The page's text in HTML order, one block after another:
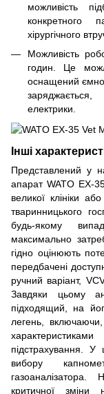
можливість
конкретного
хірургічного
Можливість
годин. Це
оснащений
електрики.
Інші
Представлений у
апарат WATO EX-
великої клініки
тваринницького
будь-якому
максимально
гідно оцінюють
передбачені
ручний варіант,
Завдяки цьому
підходящий, на
легень,
підстрахування. У
вибору
критичної зміни